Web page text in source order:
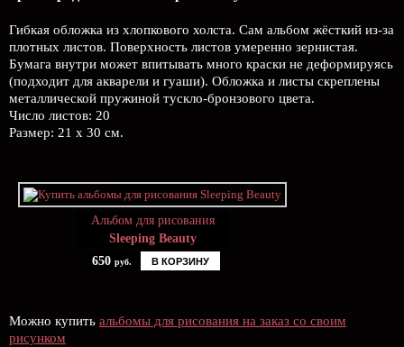
Гибкая обложка из хлопкового холста. Сам альбом жёсткий из-за
плотных листов. Поверхность листов умеренно зернистая.
Бумага внутри может впитывать много краски не деформируясь
(подходит для акварели и гуаши). Обложка и листы скреплены
металлической пружиной тускло-бронзового цвета.
Число листов: 20
Размер: 21 х 30 см.
Альбом для рисования
Sleeping Beauty
650 руб. В КОРЗИНУ
Можно купить альбомы для рисования на заказ со своим
рисунком